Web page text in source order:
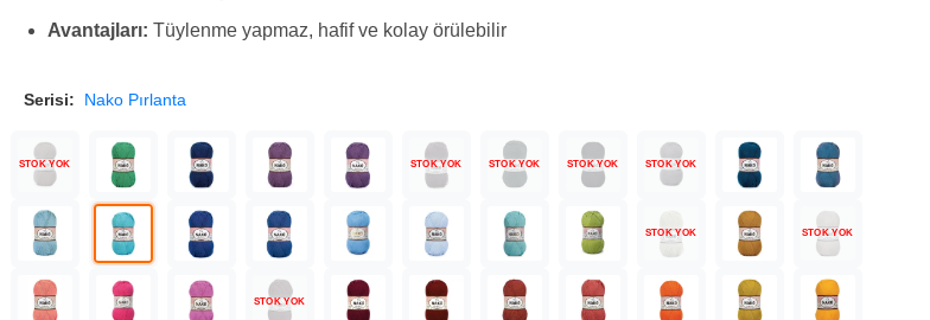
Avantajları: Tüylenme yapmaz, hafif ve kolay örülebilir
Serisi: Nako Pırlanta
STOK YOK STOK YOK STOK YOK STOK YOK STOK YOK
STOK YOK STOK YOK
STOK YOK